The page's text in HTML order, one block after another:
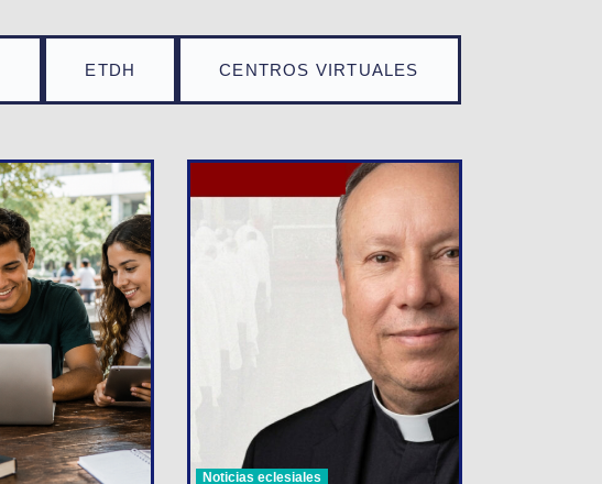
ETDH CENTROS VIRTUALES
Noticias eclesiales